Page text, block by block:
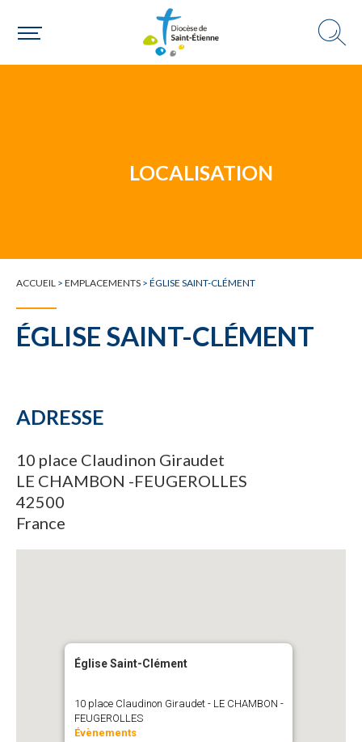
Un mouvement
LOCALISATION
ACCUEIL > EMPLACEMENTS > ÉGLISE SAINT-CLÉMENT
ÉGLISE SAINT-CLÉMENT
ADRESSE
10 place Claudinon Giraudet
LE CHAMBON -FEUGEROLLES
42500
France
Église Saint-Clément
10 place Claudinon Giraudet - LE CHAMBON -
FEUGEROLLES
Évènements